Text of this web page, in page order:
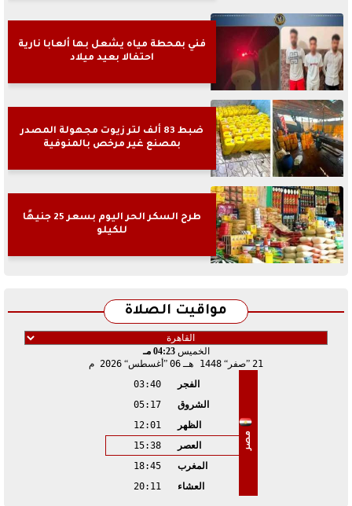
فني بمحطة مياه يشعل بها ألعابا نارية
احتفالا بعيد ميلاد
ضبط 83 ألف لتر زيوت مجهولة المصدر
بمصنع غير مرخص بالمنوفية
طرح السكر الحر اليوم بسعر 25 جنيهًا
للكيلو
مواقيت الصلاة
الخميس04:23 مـ
21 صفر 1448 هـ 06 أغسطس 2026 م
مصر
الفجر
03:40
الشروق
05:17
الظهر
12:01
العصر
15:38
المغرب
18:45
العشاء
20:11